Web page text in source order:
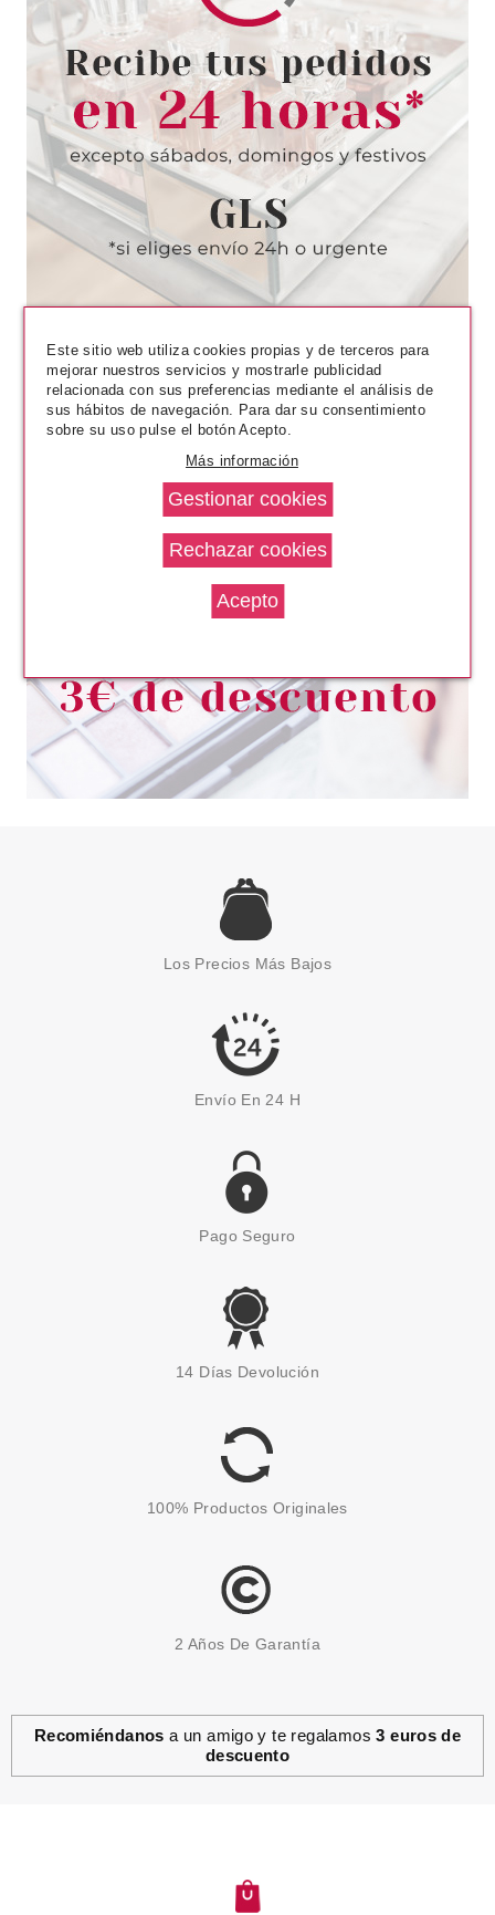
ECOTOOLS
ECOTOOLS DAILY DEFINED
EYES KIT
Pvr 13.99€
-7%
desde
12.95€
REAL TECHNIQUES
REAL TECHNIQUES TRIANGLE
FOUNDATION BOLD METALS
COLLECTION
Pvr 23.14€
-35%
desde
14.95€
REAL TECHNIQUES
REAL TECHNIQUES ESPONJA
DE MAQUILLAJE + FUNDA DE
VIAJE
8.36€
UBU
BROCHAS OJOS Y ROSTRO
10.50€
UBU
2.95€
Los Precios Más Bajos
Envío En 24 H
Pago Seguro
14 Días Devolución
100% Productos Originales
2 Años De Garantía
Recomiéndanos a un amigo y te regalamos3 euros de
descuento
Este sitio web utiliza cookies propias y de terceros para
mejorar nuestros servicios y mostrarle publicidad
relacionada con sus preferencias mediante el análisis de
sus hábitos de navegación. Para dar su consentimiento
sobre su uso pulse el botón Acepto.
Más información